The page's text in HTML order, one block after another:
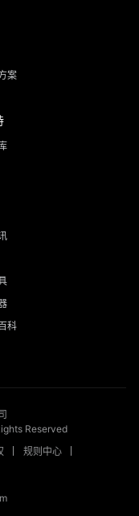
案
科
Reserved
规则中心